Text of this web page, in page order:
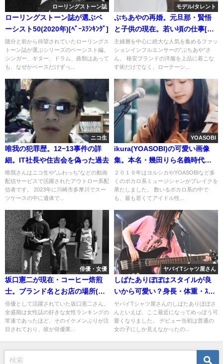
ローリングストーン誌
ローリングストーン誌が選ぶベ
ーシスト50(2020年)[ﾍﾞｰｽﾗﾝｷﾝｸﾞ]
随分と前から待望されていたローリングス
トーン誌が選ぶシリーズのベーシスト編。
シンガー、ギター、ドラム、曲類はあって
も、なぜかベースだけずっ...
モデル/タレント
ぷちあやの再婚。元旦那・賢悟
と子供の現在。若い頃の仕事[年
齢/経歴]
主婦層を中心に絶大な人気を集めるファッ
ションインフルエンサーの”ぷちあや”さ
ん。 格安ブランドの洋服を上品に着こな
す術だけでなく、ローテーシ...
ニコ生
唯我の犯罪歴。12−13事件の詳
細。IT社長や住吉会を偽った過去
唯我さんはニコ生や”ふわっち”などの動画
配信サービスで活躍されたアウトロー系配
信者です。 2023年に川崎市多摩川でスー
ツケースの中に遺体で...
YOASOBI
ikura(YOASOBI)の可愛い画像
集。本名・幾田りら名義時代か
らの経歴
２０１９年はヨルシカやYOASOBIなど多
くのボカロ系ミュージシャンがブレイクを
果たしました。 数いるボカロ系の中で
も、最も若くてアイドル性...
俳優・女優
坂口憲二が現在・コーヒー焙煎
士。ブランド名とお店の場所(画
像)
俳優として活躍されていた坂口憲二さん。
全盛期は女性誌の好きな女性ランキングの
常連であったほど、そのイケメンぶりが注
目されており、彼が俳優業...
ヤバイTシャツ屋さん
しばたありぼぼはスタイルが良
いから可愛い？身長・体重・ｽﾘｰ
ｻｲｽﾞ(ｶｯﾌﾟ)
ヤバイTシャツ屋さんのしばたありぼぼさ
んといえば、ここ最近になってめっぽう可
愛くなりました。 デビュー当初は普通の
女の子にしか見えなかったの...